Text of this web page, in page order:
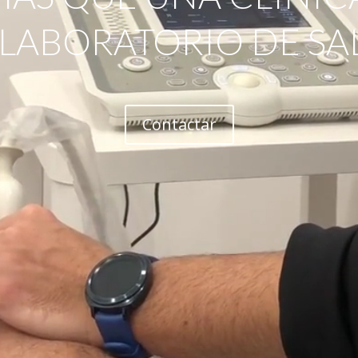
DE
Contactar